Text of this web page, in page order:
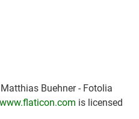
Buehner - Fotolia
www.flaticon.com is licensed